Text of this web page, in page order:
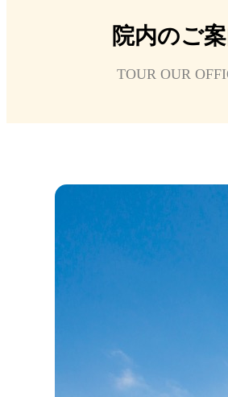
院内のご
TOUR OUR